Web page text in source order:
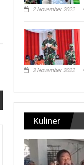
2 November 2022
3 November 2022
Kuliner